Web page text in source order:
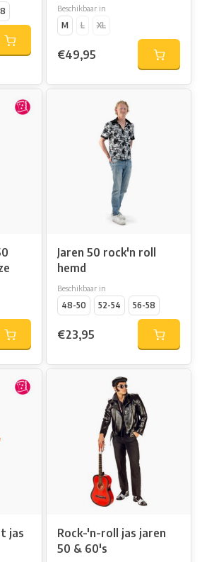
Beschikbaar in
M
L XL
€49,95
Jaren 50 rock'n roll
hemd
Beschikbaar in
48-50
52-54 56-58
€23,95
jas
Rock-'n-roll jas jaren
50 & 60's